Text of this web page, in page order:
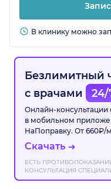
В клинику можно
Безлимитный
с врачами
24/
Онлайн-консультации
в мобильном
НаПоправку. От 660₽/
Скачать
ЕСТЬ
КОНСУЛЬТАЦИЯ